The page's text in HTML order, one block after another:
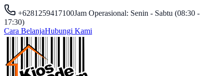
+6281259417100Jam Operasional: Senin - Sabtu (08:30 -
17:30)
Cara BelanjaHubungi Kami